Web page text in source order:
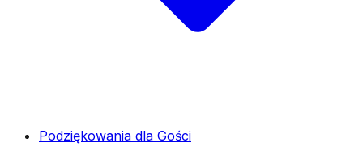
Podziękowania dla Gości